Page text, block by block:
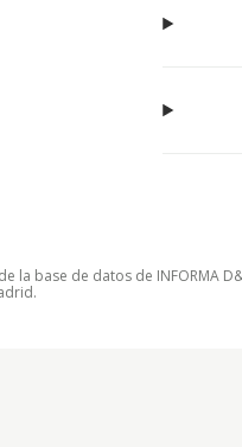
la base de datos de INFORMA